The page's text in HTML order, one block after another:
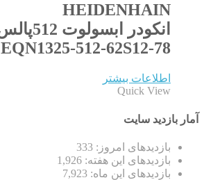
HEIDENHAIN
انکودر ابسولوت 512پالس باتغذیه 5V
EQN1325-512-62S12-78
اطلاعات بیشتر
Quick View
آمار بازدید سایت
بازدیدهای امروز: 333
بازدیدهای این هفته: 1,926
بازدیدهای این ماه: 7,923